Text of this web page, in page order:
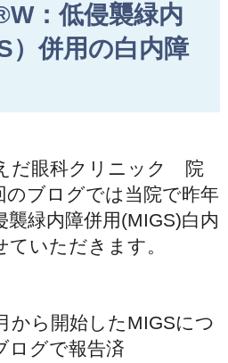
：低侵襲緑内
）併用の白内障
だ眼科クリニック 院
ブログでは当院で昨年
緑内障併用(MIGS)白内
いただきます。
ら開始したMIGSにつ
ログで報告済